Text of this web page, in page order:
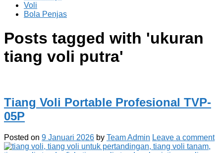
Voli
Bola Penjas
Posts tagged with 'ukuran
tiang voli putra'
Tiang Voli Portable Profesional TVP-
05P
Posted on 9 Januari 2026 by Team Admin Leave a comment